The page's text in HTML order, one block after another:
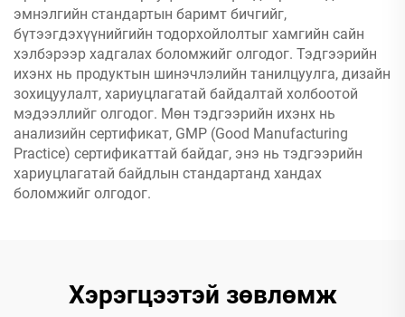
эмнэлгийн стандартын баримт бичгийг,
бүтээгдэхүүнийгийн тодорхойлолтыг хамгийн сайн
хэлбэрээр хадгалах боломжийг олгодог. Тэдгээрийн
ихэнх нь продуктын шинэчлэлийн танилцуулга, дизайн
зохицуулалт, хариуцлагатай байдалтай холбоотой
мэдээллийг олгодог. Мөн тэдгээрийн ихэнх нь
анализийн сертификат, GMP (Good Manufacturing
Practice) сертификаттай байдаг, энэ нь тэдгээрийн
хариуцлагатай байдлын стандартанд хандах
боломжийг олгодог.
Хэрэгцээтэй зөвлөмж